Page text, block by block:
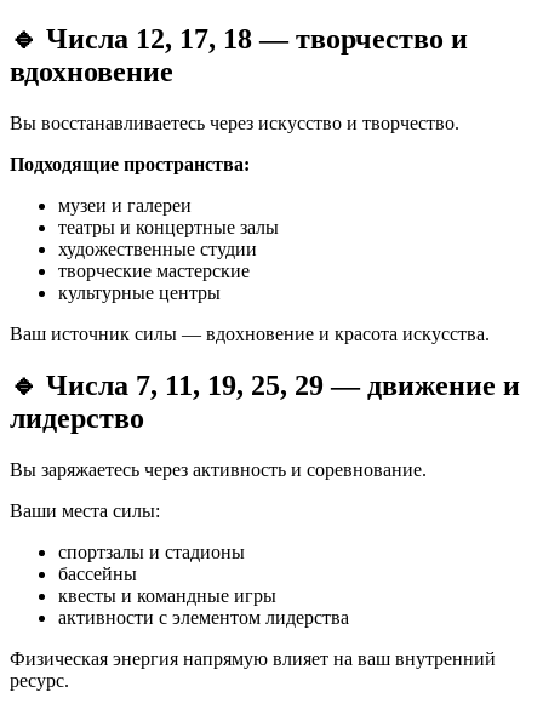
🔹 Числа 12, 17, 18 — творчество и
вдохновение
Вы восстанавливаетесь через искусство и творчество.
Подходящие пространства:
музеи и галереи
театры и концертные залы
художественные студии
творческие мастерские
культурные центры
Ваш источник силы — вдохновение и красота искусства.
🔹 Числа 7, 11, 19, 25, 29 — движение и
лидерство
Вы заряжаетесь через активность и соревнование.
Ваши места силы:
спортзалы и стадионы
бассейны
квесты и командные игры
активности с элементом лидерства
Физическая энергия напрямую влияет на ваш внутренний
ресурс.